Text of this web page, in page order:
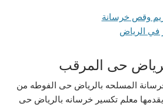
حى المرقب
المسلحه بالرياض حى الفوطه من
معلم تكسير خرسانه بالرياض حى